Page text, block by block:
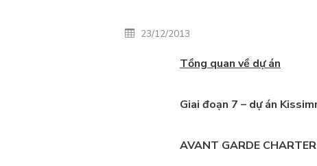
23/12/2013
Tồng quan về dự án
Giai đoạn 7 – dự án
AVANT GARDE